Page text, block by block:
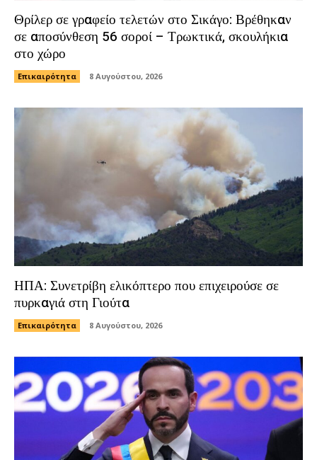
Θρίλερ σε γραφείο τελετών στο Σικάγο: Βρέθηκαν
σε αποσύνθεση 56 σοροί – Τρωκτικά, σκουλήκια
στο χώρο
Επικαιρότητα 8 Αυγούστου, 2026
ΗΠΑ: Συνετρίβη ελικόπτερο που επιχειρούσε σε
πυρκαγιά στη Γιούτα
Επικαιρότητα 8 Αυγούστου, 2026